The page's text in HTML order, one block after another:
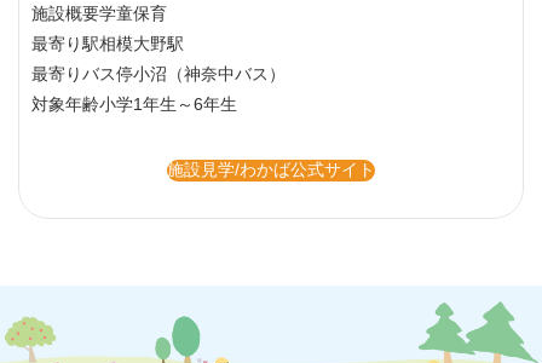
学童クラブわかば
施設概要学童保育
最寄り駅相模大野駅
小学1年生～6年生